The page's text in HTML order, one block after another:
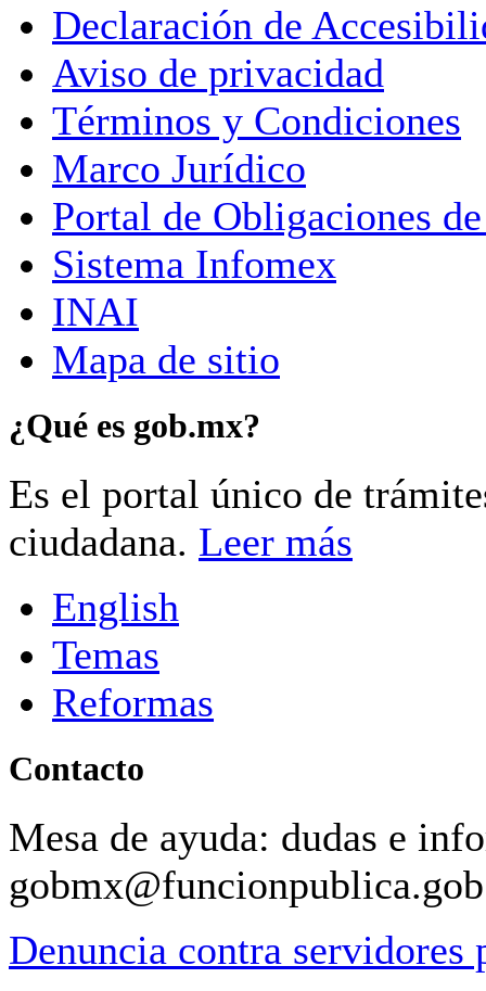
Declaración de
Aviso de privacidad
Términos y Condiciones
Marco Jurídico
Portal de Obligaciones
Sistema Infomex
INAI
Mapa de sitio
¿Qué es gob.mx?
Es el portal único de
ciudadana. Leer más
English
Temas
Reformas
Contacto
Mesa de ayuda: dudas e
Denuncia contra servidores